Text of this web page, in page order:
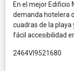
En el mejor Edificio
demanda hotelera
cuadras de la playa
fácil accesibilidad
2464VI9521680